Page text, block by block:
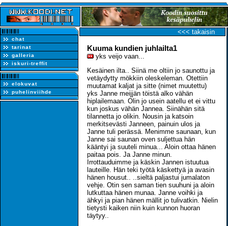
chat
tarinat
galleria
iskuri-treffit
elokuvat
puhelinviihde
<<< takaisin
Kuuma kundien juhlailta1
yks veijo vaan...
Kesäinen ilta.. Siinä me oltiin jo saunottu ja
vetäydytty mökkiin oleskeleman. Otettiin
muutamat kaljat ja sitte (nimet muutettu)
yks Janne meijjän töistä alko vähän
hiplailemaan. Olin jo usein aatellu et ei vittu
kun joskus vähän Jannea. Siinähän sitä
tilannetta jo olikin. Nousin ja katsoin
merkitsevästi Janneen, painuin ulos ja
Janne tuli perässä. Menimme saunaan, kun
Janne sai saunan oven suljettua hän
kääntyi ja suuteli minua... Aloin ottaa hänen
paitaa pois. Ja Janne minun.
Irrottauduimme ja käskin Jannen istuutua
lauteille. Hän teki työtä käskettyä ja avasin
hänen housut.. ..sieltä paljastui jumalaton
vehje. Otin sen saman tien suuhuni ja aloin
lutkuttaa hänen munaa. Janne voihki ja
ähkyi ja pian hänen mällit jo tulivatkin. Nielin
tietysti kaiken niin kuin kunnon huoran
täytyy..